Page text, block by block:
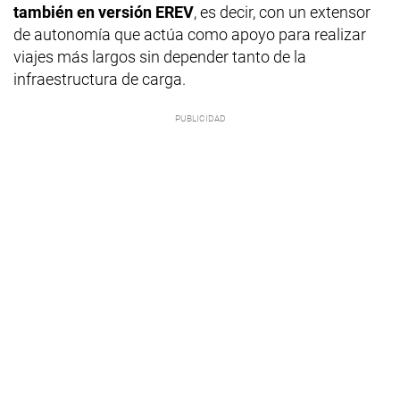
también en versión EREV, es decir, con un extensor
de autonomía que actúa como apoyo para realizar
viajes más largos sin depender tanto de la
infraestructura de carga.